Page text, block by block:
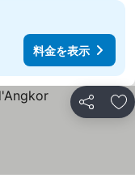
料金を表示
シェア お